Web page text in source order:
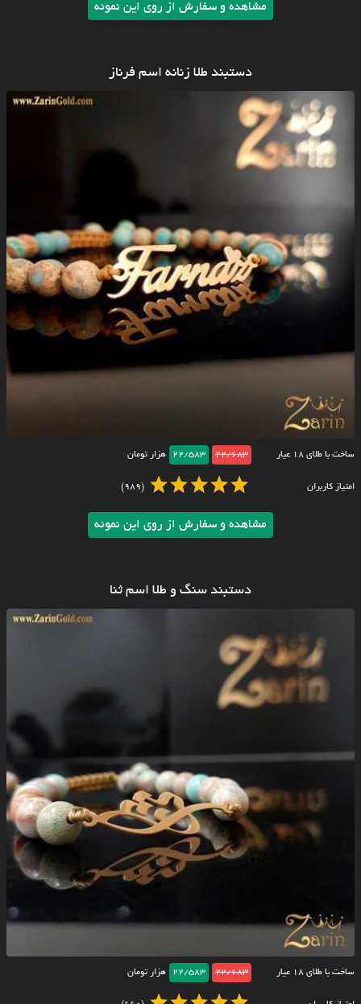
مشاهده و سفارش از روی این نمونه
دستبند طلا زنانه اسم فرناز
ساخت با طلای ۱۸ عیار 22/683
22/583 هزار تومان
امتیاز کاربران (989)
مشاهده و سفارش از روی این نمونه
دستبند سنگ و طلا اسم ثنا
ساخت با طلای ۱۸ عیار 22/683
22/583 هزار تومان